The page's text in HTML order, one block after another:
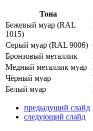
Тона
Бежевый муар (RAL
1015)
Серый муар (RAL 9006)
Бронзовый металлик
Медный металлик муар
Чёрный муар
Белый муар
предыдущий слайд
следующий слайд